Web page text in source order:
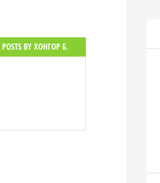
POSTS BY ХОНГОР Б.